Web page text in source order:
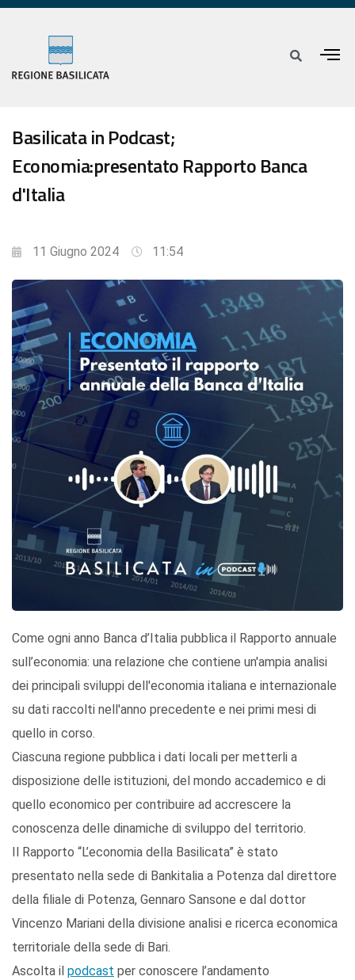
Basilicata in Podcast;
Economia:presentato Rapporto Banca
d'Italia
11 Giugno 2024 11:54
Come ogni anno Banca d’Italia pubblica il Rapporto annuale
sull’economia: una relazione che contiene un'ampia analisi
dei principali sviluppi dell'economia italiana e internazionale
su dati raccolti nell'anno precedente e nei primi mesi di
quello in corso.
Ciascuna regione pubblica i dati locali per metterli a
disposizione delle istituzioni, del mondo accademico e di
quello economico per contribuire ad accrescere la
conoscenza delle dinamiche di sviluppo del territorio.
Il Rapporto “L’economia della Basilicata” è stato
presentato nella sede di Bankitalia a Potenza dal direttore
della filiale di Potenza, Gennaro Sansone e dal dottor
Vincenzo Mariani della divisione analisi e ricerca economica
territoriale della sede di Bari.
Ascolta il podcast per conoscere l’andamento